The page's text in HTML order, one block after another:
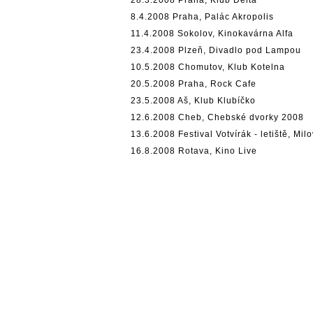
8.4.2008 Praha, Palác Akropolis
11.4.2008 Sokolov, Kinokavárna Alfa
23.4.2008 Plzeň, Divadlo pod Lampou
10.5.2008 Chomutov, Klub Kotelna
20.5.2008 Praha, Rock Cafe
23.5.2008 Aš, Klub Klubíčko
12.6.2008 Cheb, Chebské dvorky 2008
13.6.2008 Festival Votvírák - letiště,
16.8.2008 Rotava, Kino Live